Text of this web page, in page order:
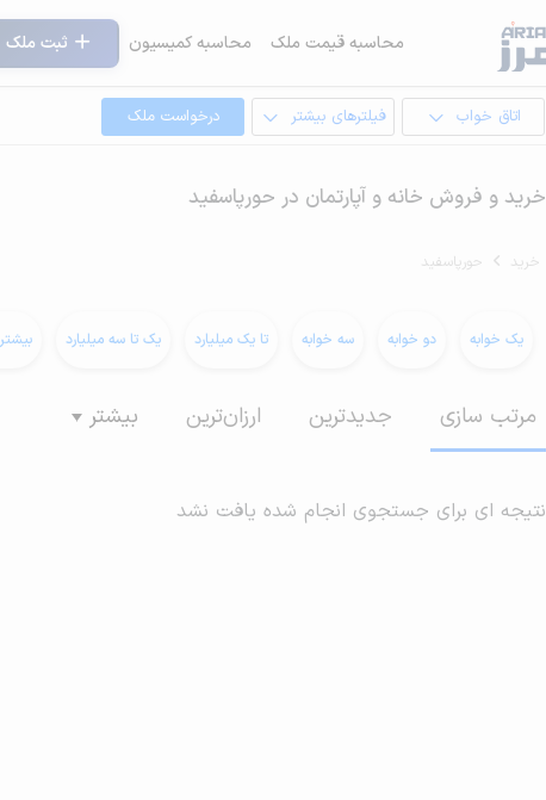
محاسبه قیمت ملک محاسبه کمیسیون ثبت ملک
اتاق خواب فیلترهای بیشتر درخواست ملک
خرید و فروش خانه و آپارتمان در حورپاسفید
خرید حورپاسفید
یک خوابه دو خوابه سه خوابه تا یک میلیارد یک تا سه میلیارد بیشتر از 3
مرتب سازی جدیدترین ارزان‌ترین بیشتر
نتیجه ای برای جستجوی انجام شده یافت نشد